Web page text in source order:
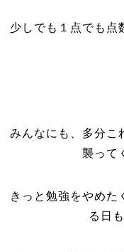
少しでも１点でも点
みんなにも、多分こ
襲って
きっと勉強をやめた
る日